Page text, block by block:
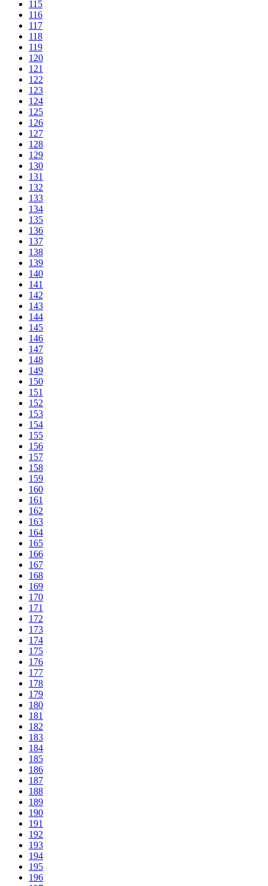
115
116
117
118
119
120
121
122
123
124
125
126
127
128
129
130
131
132
133
134
135
136
137
138
139
140
141
142
143
144
145
146
147
148
149
150
151
152
153
154
155
156
157
158
159
160
161
162
163
164
165
166
167
168
169
170
171
172
173
174
175
176
177
178
179
180
181
182
183
184
185
186
187
188
189
190
191
192
193
194
195
196